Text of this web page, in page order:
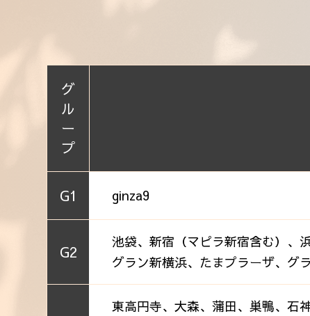
グ
ル
ー
プ
G1 ginza9
G2
池袋、新宿（マピラ新宿含む）、
グラン新横浜、たまプラーザ、グ
東高円寺、大森、蒲田、巣鴨、石